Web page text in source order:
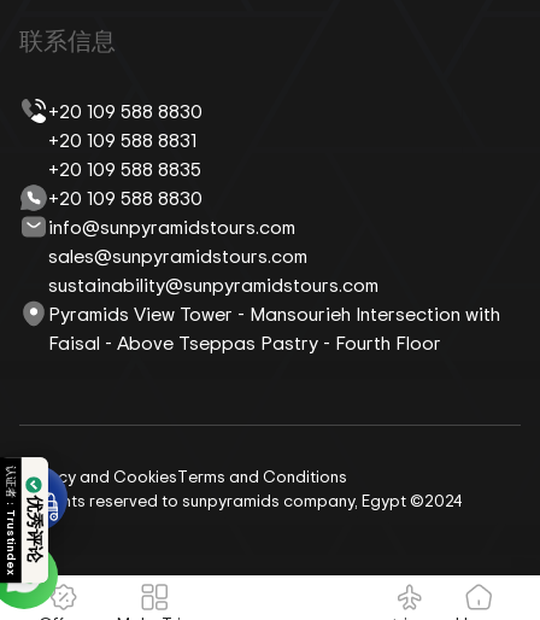
联系信息
+20 109 588 8830
+20 109 588 8831
+20 109 588 8835
+20 109 588 8830
info@sunpyramidstours.com
sales@sunpyramidstours.com
sustainability@sunpyramidstours.com
Pyramids View Tower - Mansourieh Intersection with
Faisal - Above Tseppas Pastry - Fourth Floor
All rights reserved to sunpyramids company, Egypt ©2024
Privacy and CookiesTerms and Conditions
优秀评论
认证者：
Trustindex